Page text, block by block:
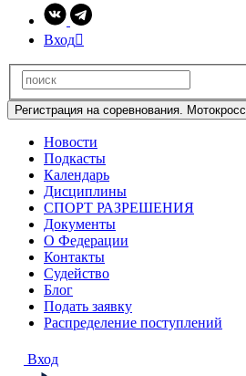
Вход
Регистрация на соревнования. Мотокросс
Новости
Подкасты
Календарь
Дисциплины
СПОРТ РАЗРЕШЕНИЯ
Документы
О Федерации
Контакты
Судейство
Блог
Подать заявку
Распределение поступлений
Вход